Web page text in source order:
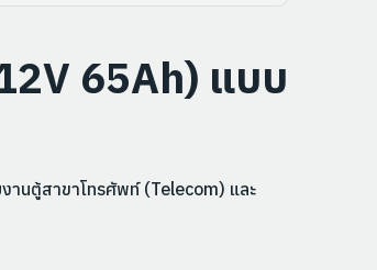
65Ah) แบบ
านตู้สาขาโทรศัพท์ (Telecom) และ